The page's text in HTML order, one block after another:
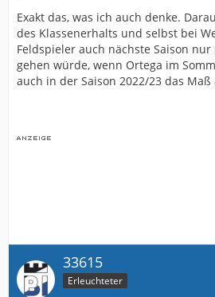
Exakt das, was ich auch denke.
des Klassenerhalts und selbst bei
Feldspieler auch nächste Saison
gehen würde, wenn Ortega im
auch in der Saison 2022/23 das Maß
33615
Erleuchteter